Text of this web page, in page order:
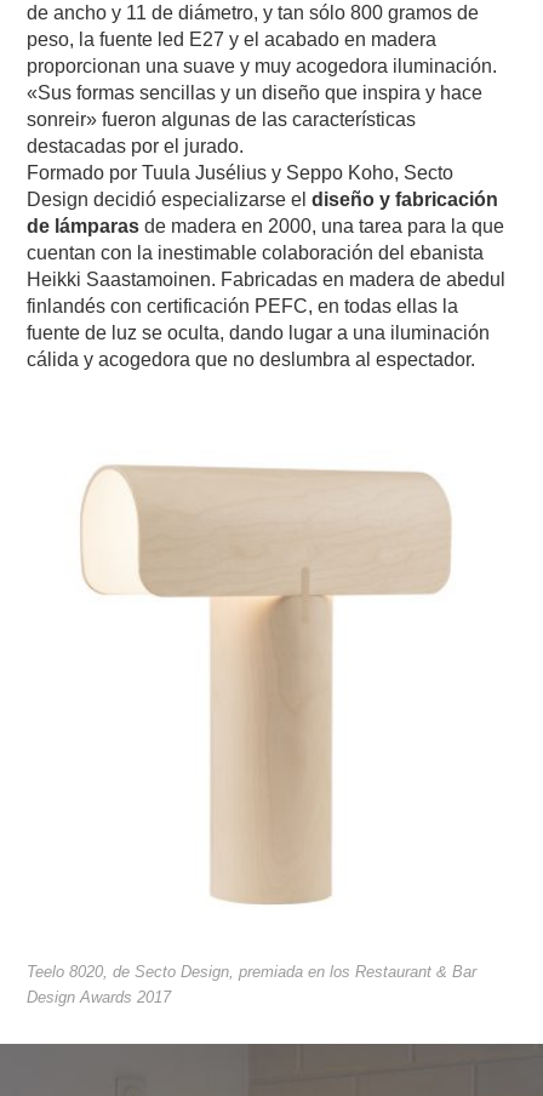
de ancho y 11 de diámetro, y tan sólo 800 gramos de
peso, la fuente led E27 y el acabado en madera
proporcionan una suave y muy acogedora iluminación.
«Sus formas sencillas y un diseño que inspira y hace
sonreir» fueron algunas de las características
destacadas por el jurado.
Formado por Tuula Jusélius y Seppo Koho, Secto
Design decidió especializarse eldiseño y fabricación
de lámparas de madera en 2000, una tarea para la que
cuentan con la inestimable colaboración del ebanista
Heikki Saastamoinen. Fabricadas en madera de abedul
finlandés con certificación PEFC, en todas ellas la
fuente de luz se oculta, dando lugar a una iluminación
cálida y acogedora que no deslumbra al espectador.
Teelo 8020, de Secto Design, premiada en los Restaurant & Bar
Design Awards 2017